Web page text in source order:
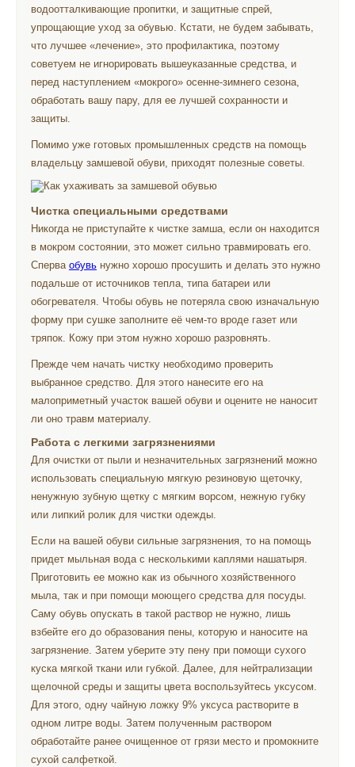
водоотталкивающие пропитки, и защитные спрей,
упрощающие уход за обувью. Кстати, не будем забывать,
что лучшее «лечение», это профилактика, поэтому
советуем не игнорировать вышеуказанные средства, и
перед наступлением «мокрого» осенне-зимнего сезона,
обработать вашу пару, для ее лучшей сохранности и
защиты.
Помимо уже готовых промышленных средств на помощь
владельцу замшевой обуви, приходят полезные советы.
Чистка специальными средствами
Никогда не приступайте к чистке замша, если он находится
в мокром состоянии, это может сильно травмировать его.
Сперва обувь нужно хорошо просушить и делать это нужно
подальше от источников тепла, типа батареи или
обогревателя. Чтобы обувь не потеряла свою изначальную
форму при сушке заполните её чем-то вроде газет или
тряпок. Кожу при этом нужно хорошо разровнять.
Прежде чем начать чистку необходимо проверить
выбранное средство. Для этого нанесите его на
малоприметный участок вашей обуви и оцените не наносит
ли оно травм материалу.
Работа с легкими загрязнениями
Для очистки от пыли и незначительных загрязнений можно
использовать специальную мягкую резиновую щеточку,
ненужную зубную щетку с мягким ворсом, нежную губку
или липкий ролик для чистки одежды.
Если на вашей обуви сильные загрязнения, то на помощь
придет мыльная вода с несколькими каплями нашатыря.
Приготовить ее можно как из обычного хозяйственного
мыла, так и при помощи моющего средства для посуды.
Саму обувь опускать в такой раствор не нужно, лишь
взбейте его до образования пены, которую и наносите на
загрязнение. Затем уберите эту пену при помощи сухого
куска мягкой ткани или губкой. Далее, для нейтрализации
щелочной среды и защиты цвета воспользуйтесь уксусом.
Для этого, одну чайную ложку 9% уксуса растворите в
одном литре воды. Затем полученным раствором
обработайте ранее очищенное от грязи место и промокните
сухой салфеткой.